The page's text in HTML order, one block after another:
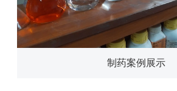
制药案例展示